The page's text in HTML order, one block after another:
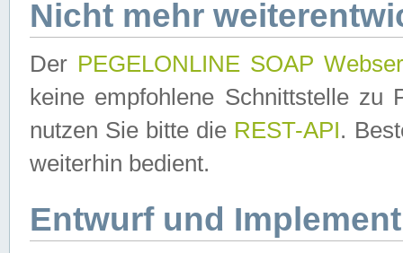
Nicht mehr
Der PEGELONLINE SOAP
keine empfohlene Schnittstelle zu
nutzen Sie bitte die REST-API.
weiterhin bedient.
Entwurf und